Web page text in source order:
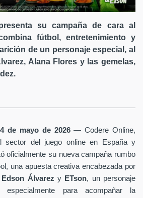
su campaña de cara al
fútbol, entretenimiento y
de un personaje especial, al
Alana Flores y las gemelas,
de mayo de 2026— Codere Online,
sector del juego online en España y
oficialmente su nueva campaña rumbo
una apuesta creativa encabezada por
Edson Álvarez yETson, un personaje
especialmente para acompañar la